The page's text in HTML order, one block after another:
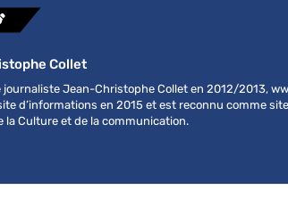
Collet
journaliste Jean-Christophe Collet en 2012/2013,
d’informations en 2015 et est reconnu comme
la Culture et de la communication.